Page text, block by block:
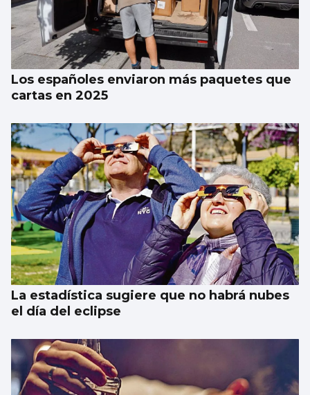
Los españoles enviaron más paquetes que
cartas en 2025
La estadística sugiere que no habrá nubes
el día del eclipse